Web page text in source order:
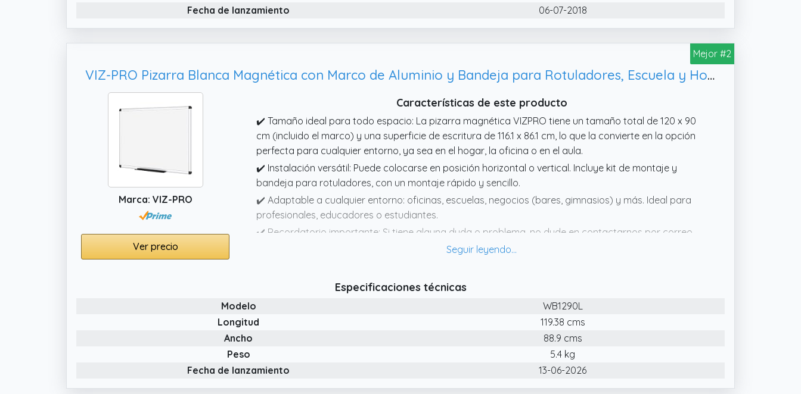
Fecha de lanzamiento
06-07-2018
Mejor #2
VIZ-PRO Pizarra Blanca Magnética con Marco de Aluminio y Bandeja para Rotuladores, Escuela y Hogar
Marca: VIZ-PRO
Ver precio
Características de este producto
✔️ Tamaño ideal para todo espacio: La pizarra magnética VIZPRO tiene un tamaño total de 120 x 90
cm (incluido el marco) y una superficie de escritura de 116.1 x 86.1 cm, lo que la convierte en la opción
perfecta para cualquier entorno, ya sea en el hogar, la oficina o en el aula.
✔️ Instalación versátil: Puede colocarse en posición horizontal o vertical. Incluye kit de montaje y
bandeja para rotuladores, con un montaje rápido y sencillo.
✔️ Adaptable a cualquier entorno: oficinas, escuelas, negocios (bares, gimnasios) y más. Ideal para
profesionales, educadores o estudiantes.
✔️ Recordatorio importante: Si tiene alguna duda o problema, no dude en contactarnos por correo
electrónico. Estaremos encantados de ayudarle a resolverlo rápidamente.
convierte en una opción ideal para cualquier entorno.
Especificaciones técnicas
Modelo
WB1290L
Longitud
119.38 cms
Ancho
88.9 cms
Peso
5.4 kg
Fecha de lanzamiento
13-06-2026